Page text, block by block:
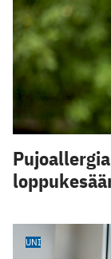
UNI